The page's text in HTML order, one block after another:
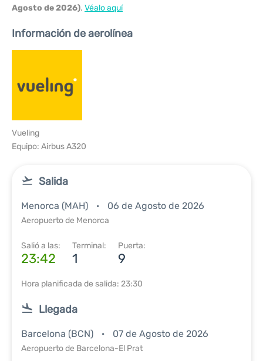
Agosto de 2026). Véalo aquí
Información de aerolínea
Vueling
Equipo: Airbus A320
Salida
Menorca (MAH) 06 de Agosto de 2026
Aeropuerto de Menorca
Salió a las:
23:42
Terminal:
1
Puerta:
9
Hora planificada de salida: 23:30
Llegada
Barcelona (BCN) 07 de Agosto de 2026
Aeropuerto de Barcelona-El Prat